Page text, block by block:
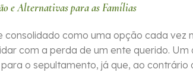
e Alternativas para as Famílias
consolidado como uma opção cada vez
com a perda de um ente querido.
o sepultamento, já que, ao